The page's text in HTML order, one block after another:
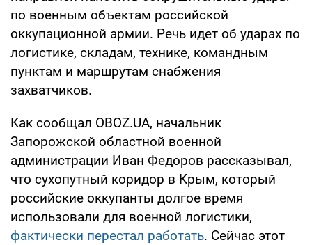
по военным объектам российской
оккупационной армии. Речь идет об ударах по
логистике, складам, технике, командным
пунктам и маршрутам снабжения
захватчиков.
Как сообщал OBOZ.UA, начальник
Запорожской областной военной
администрации Иван Федоров рассказывал,
что сухопутный коридор в Крым, который
российские оккупанты долгое время
использовали для военной логистики,
фактически перестал работать. Сейчас этот